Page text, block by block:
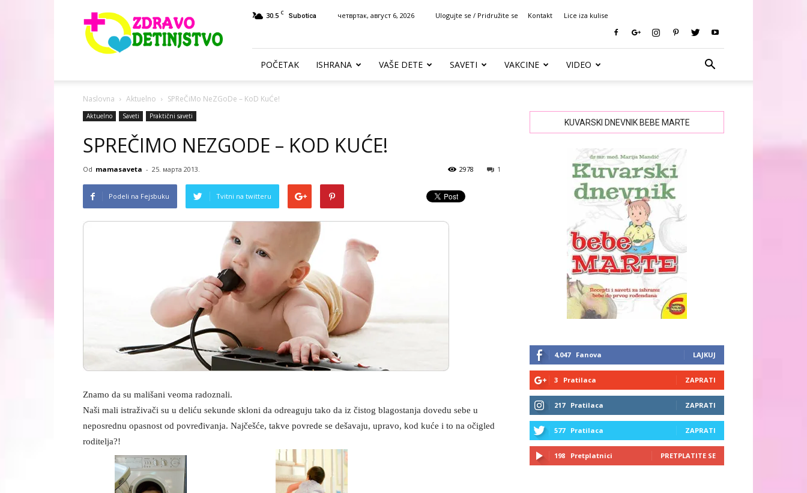
Detinjstvo
30.5 C Subotica четвртак, август 6, 2026 Ulogujte se / Pridružite se Kontakt Lice iza kulise
POČETAK ISHRANA VAŠE DETE SAVETI VAKCINE VIDEO
Naslovna Aktuelno SPReČiMo NeZGoDe – KoD KuĆe!
Aktuelno Saveti Praktični saveti
SPREČIMO NEZGODE – KOD KUĆE!
Od mamasaveta - 25. марта 2013. 1
2978
Podeli na Fejsbuku Tvitni na twitteru
Znamo da su mališani veoma radoznali.
Naši mali istraživači su u deliću sekunde skloni da odreaguju tako da iz čistog blagostanja dovedu sebe u
neposrednu opasnost od povređivanja. Najčešće, takve povrede se dešavaju, upravo, kod kuće i to na očigled
roditelja?!
KUVARSKI DNEVNIK BEBE MARTE
4,047 Fanova LAJKUJ
3 Pratilaca ZAPRATI
217 Pratilaca ZAPRATI
577 Pratilaca ZAPRATI
198 Pretplatnici PRETPLATITE SE